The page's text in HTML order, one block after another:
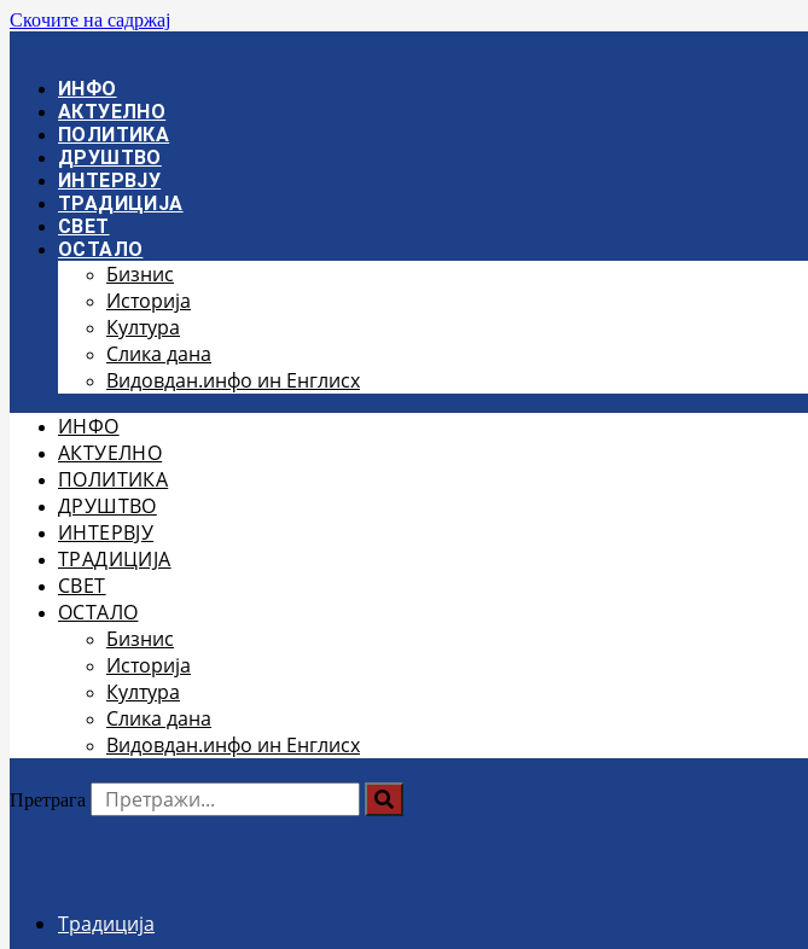
Скочите на садржај
ИНФО
АКТУЕЛНО
ПОЛИТИКА
ДРУШТВО
ИНТЕРВЈУ
ТРАДИЦИЈА
СВЕТ
ОСТАЛО
Бизнис
Историја
Култура
Слика дана
Видовдан.инфо ин Енглисх
ИНФО
АКТУЕЛНО
ПОЛИТИКА
ДРУШТВО
ИНТЕРВЈУ
ТРАДИЦИЈА
СВЕТ
ОСТАЛО
Бизнис
Историја
Култура
Слика дана
Видовдан.инфо ин Енглисх
Претрага
Традиција